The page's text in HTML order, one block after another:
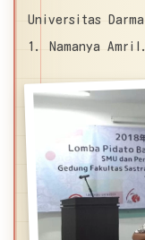
Universitas
1. Namanya